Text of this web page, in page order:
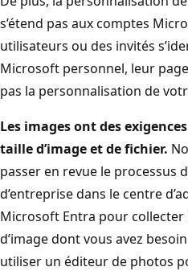
s’étend pas aux comptes
utilisateurs ou des invités
Microsoft personnel, leur
pas la personnalisation de
Les images ont des
taille d’image et de fichier.
passer en revue le processus
d’entreprise dans le centre
Microsoft Entra pour collecter
d’image dont vous avez
utiliser un éditeur de photos